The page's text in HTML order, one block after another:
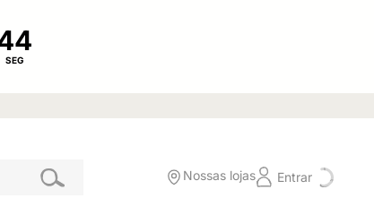
SEG
Nossas lojas Entrar